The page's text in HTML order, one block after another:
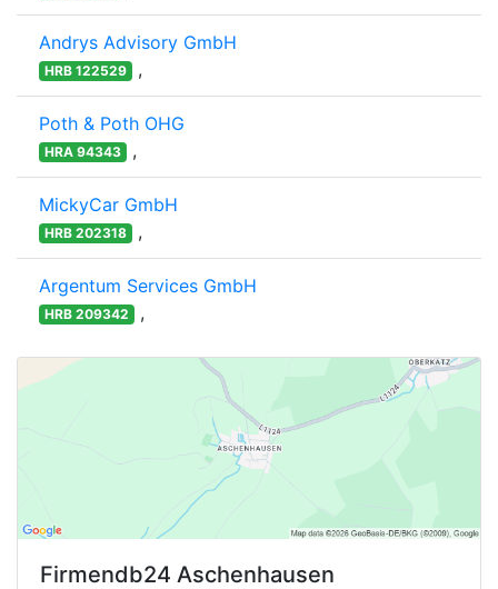
Andrys Advisory GmbH
HRB 122529 ,
Poth & Poth OHG
HRA 94343 ,
MickyCar GmbH
HRB 202318 ,
Argentum Services GmbH
HRB 209342 ,
Firmendb24 Aschenhausen